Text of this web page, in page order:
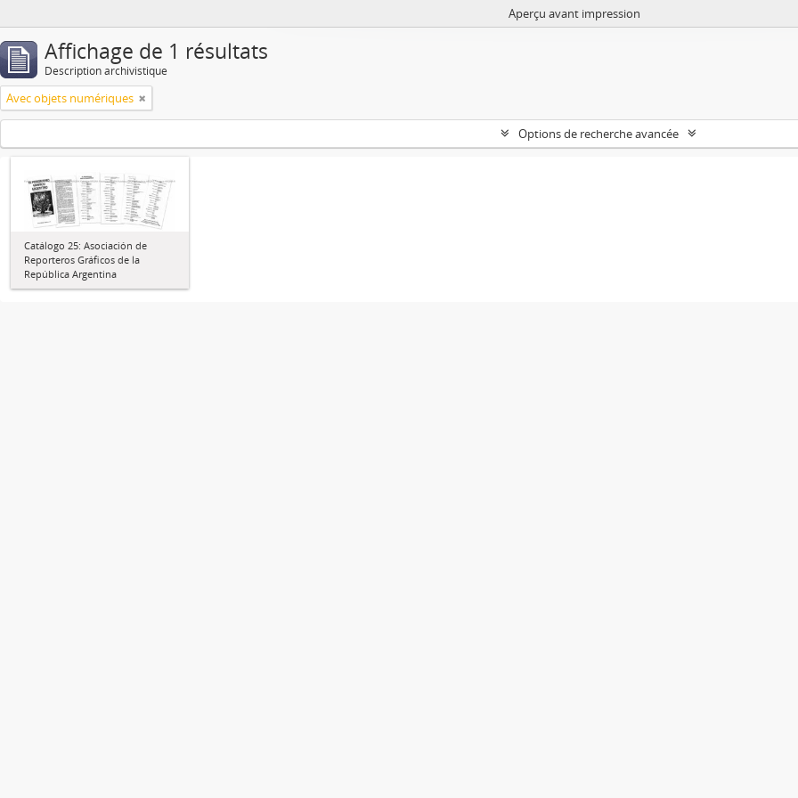
Aperçu avant impression
Affichage de 1 résultats
Description archivistique
Avec objets numériques
Options de recherche avancée
Catálogo 25: Asociación de
Reporteros Gráficos de la
República Argentina